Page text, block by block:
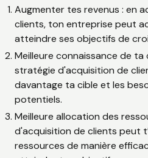
Augmenter tes revenus : en
clients, ton entreprise peut
atteindre ses objectifs de
Meilleure connaissance de ta
stratégie d'acquisition de
davantage ta cible et les
potentiels.
Meilleure allocation des
d'acquisition de clients peut
ressources de manière